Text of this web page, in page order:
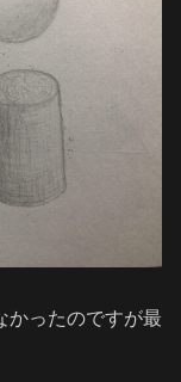
かったのですが最